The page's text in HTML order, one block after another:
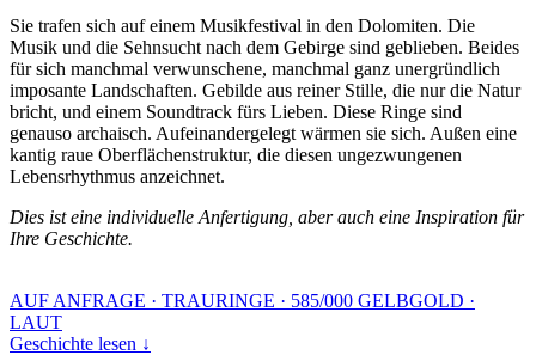
Sie trafen sich auf einem Musikfestival in den Dolomiten. Die
Musik und die Sehnsucht nach dem Gebirge sind geblieben. Beides
für sich manchmal verwunschene, manchmal ganz unergründlich
imposante Landschaften. Gebilde aus reiner Stille, die nur die Natur
bricht, und einem Soundtrack fürs Lieben. Diese Ringe sind
genauso archaisch. Aufeinandergelegt wärmen sie sich. Außen eine
kantig raue Oberflächenstruktur, die diesen ungezwungenen
Lebensrhythmus anzeichnet.
Dies ist eine individuelle Anfertigung, aber auch eine Inspiration für
Ihre Geschichte.
AUF ANFRAGE · TRAURINGE · 585/000 GELBGOLD ·
LAUT
Geschichte lesen ↓